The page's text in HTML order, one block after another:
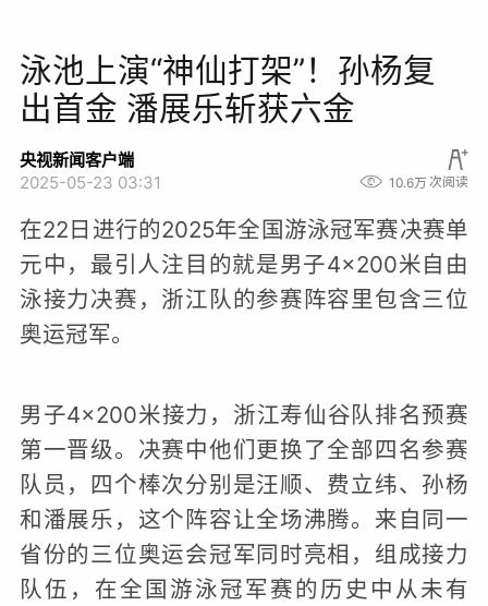
泳池上演“神仙打架”！孙杨复
出首金 潘展乐斩获六金
央视新闻客户端
2025-05-23 03:31
10.6万 次阅读
在22日进行的2025年全国游泳冠军赛决赛单
元中，最引人注目的就是男子4×200米自由
泳接力决赛，浙江队的参赛阵容里包含三位
奥运冠军。
男子4×200米接力，浙江寿仙谷队排名预赛
第一晋级。决赛中他们更换了全部四名参赛
队员，四个棒次分别是汪顺、费立纬、孙杨
和潘展乐，这个阵容让全场沸腾。来自同一
省份的三位奥运会冠军同时亮相，组成接力
队伍，在全国游泳冠军赛的历史中从未有